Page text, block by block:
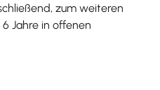
zum weiteren
Jahre in offenen